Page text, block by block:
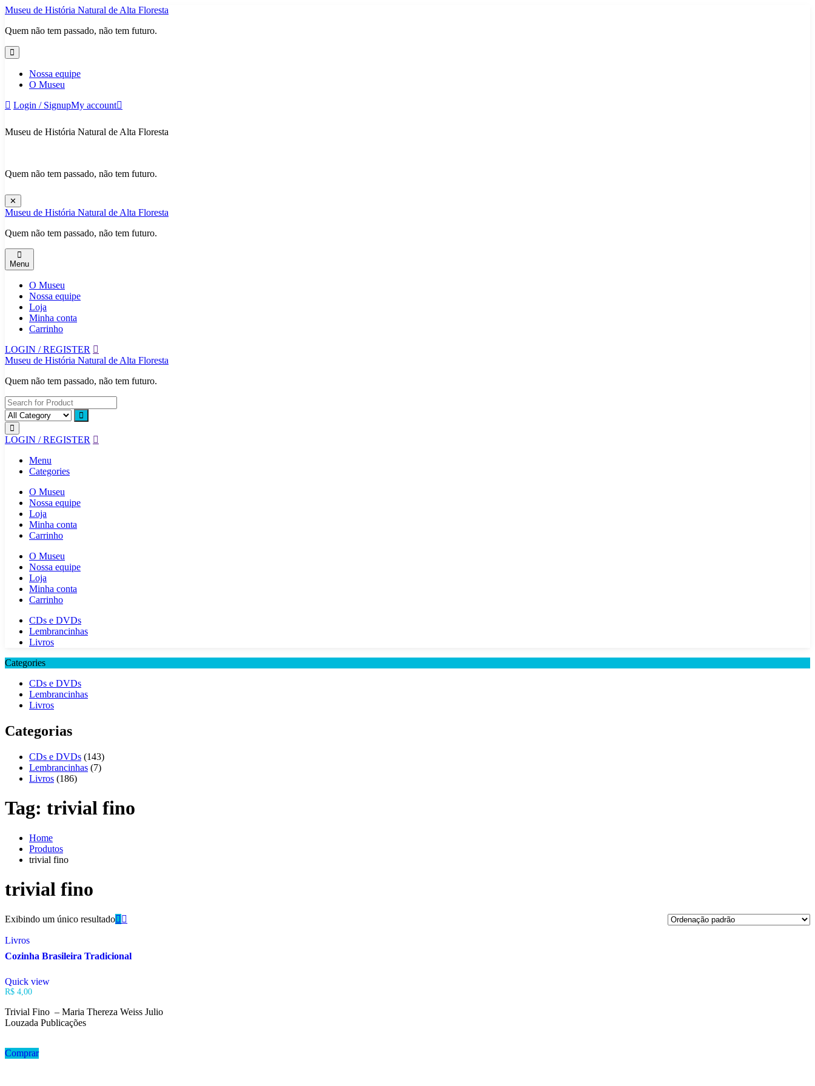
Skip
content
Museu de História Natural de Alta Floresta
Quem não tem passado, não tem futuro.
Nossa equipe
O Museu
Login / SignupMy account
Museu de História Natural de Alta Floresta
Quem não tem passado, não tem futuro.
✕
Museu de História Natural de Alta Floresta
Quem não tem passado, não tem futuro.
Menu
O Museu
Nossa equipe
Loja
Minha conta
Carrinho
LOGIN / REGISTER
Museu de História Natural de Alta Floresta
Quem não tem passado, não tem futuro.
LOGIN / REGISTER
Menu
Categories
O Museu
Nossa equipe
Loja
Minha conta
Carrinho
O Museu
Nossa equipe
Loja
Minha conta
Carrinho
CDs e DVDs
Lembrancinhas
Livros
Categories
CDs e DVDs
Lembrancinhas
Livros
Categorias
CDs e DVDs (143)
Lembrancinhas (7)
Livros (186)
Tag: trivial fino
Home
Produtos
trivial fino
trivial fino
Exibindo um único resultado
Livros
Cozinha Brasileira Tradicional
Quick view
R$ 4,00
Trivial Fino – Maria Thereza Weiss Julio
Louzada Publicações
Comprar